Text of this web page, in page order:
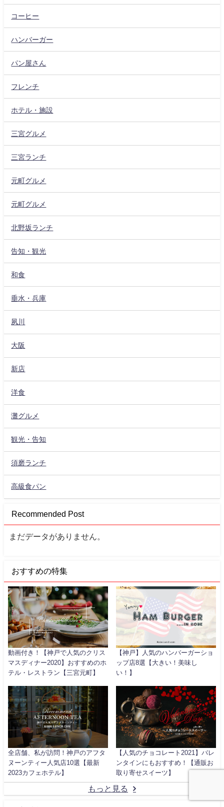
コーヒー
ハンバーガー
パン屋さん
フレンチ
ホテル・施設
三宮グルメ
三宮ランチ
元町グルメ
元町グルメ
北野坂ランチ
告知・観光
和食
垂水・兵庫
夙川
大阪
新店
洋食
灘グルメ
観光・告知
須磨ランチ
高級食パン
Recommended Post
まだデータがありません。
おすすめの特集
動画付き！【神戸で人気のクリス
マスディナー2020】おすすめのホ
テル・レストラン【三宮元町】
【神戸】人気のハンバーガーショ
ップ店8選【大きい！美味し
い！】
全店舗、私が訪問！神戸のアフタ
ヌーンティー人気店10選【最新
2023カフェホテル】
【人気のチョコレート2021】バレ
ンタインにもおすすめ！【通販お
取り寄せスイーツ】
もっと見る